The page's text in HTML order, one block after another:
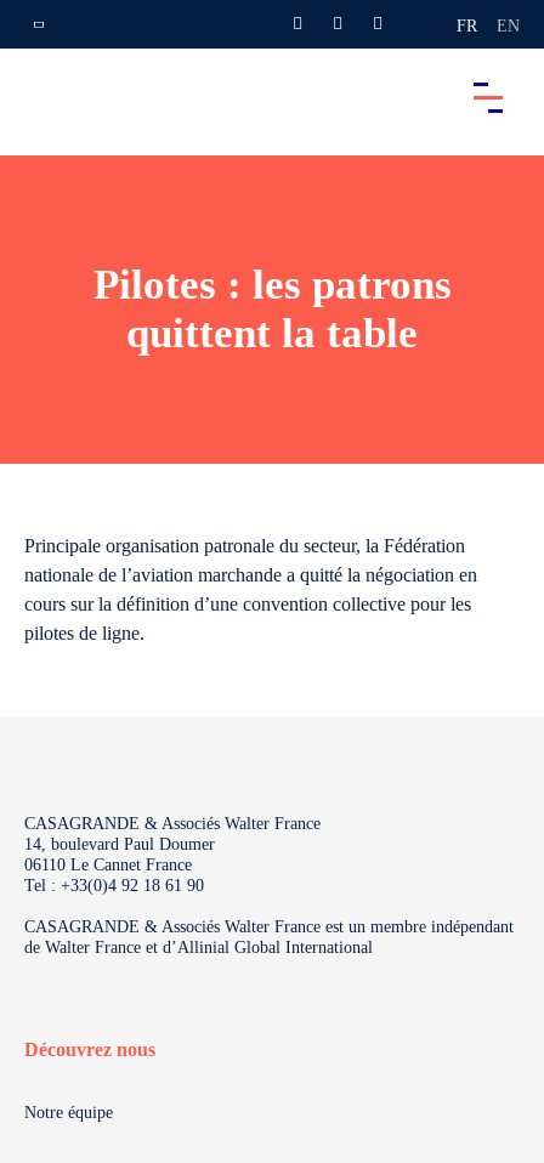
FR EN
Pilotes : les patrons
quittent la table
Principale organisation patronale du secteur, la Fédération
nationale de l’aviation marchande a quitté la négociation en
cours sur la définition d’une convention collective pour les
pilotes de ligne.
CASAGRANDE & Associés Walter France
14, boulevard Paul Doumer
06110 Le Cannet France
Tel : +33(0)4 92 18 61 90
CASAGRANDE & Associés Walter France est un membre indépendant
de Walter France et d’Allinial Global International
Découvrez nous
Notre équipe